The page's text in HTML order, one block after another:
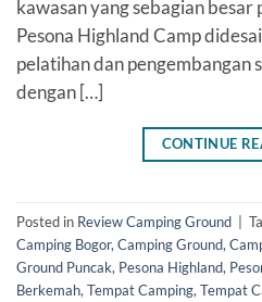
kawasan yang sebagian besar
Pesona Highland Camp
pelatihan dan pengembangan
dengan […]
CONTINUE
Posted in Review Camping Ground
Camping Bogor, Camping Ground,
Ground Puncak, Pesona Highland,
Berkemah, Tempat Camping, Tempat